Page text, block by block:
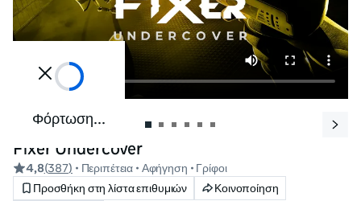
Fixer Undercover
4,8(387) • Περιπέτεια • Αφήγηση • Γρίφοι
Προσθήκη στη λίστα επιθυμιών
Κοινοποίηση
Φόρτωση...